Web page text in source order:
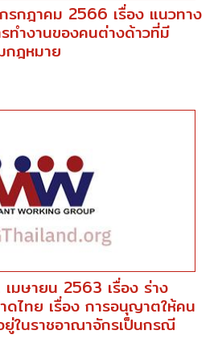
กฎาคม 2566 เรื่อง แนวทาง
ทำงานของคนต่างด้าวที่มี
กฎหมาย
มษายน 2563 เรื่อง ร่าง
ดไทย เรื่อง การอนุญาตให้คน
ในราชอาณาจักรเป็นกรณี